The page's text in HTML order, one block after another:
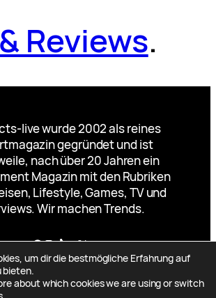
Reviews.
live wurde 2002 als reines
gegründet und ist
nach über 20 Jahren ein
Magazin mit den Rubriken
Lifestyle, Games, TV und
Wir machen Trends.
Facebook
Instagram
TikTok
YouTube
X
um dir die bestmögliche Erfahrung auf
bieten.
about which cookies we are using or switch